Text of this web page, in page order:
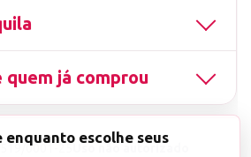
quem já comprou
0001-25
escolhe seus